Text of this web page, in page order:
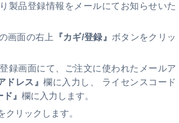
製品登録情報をメールにてお知らせいた
画面の右上 『カギ/登録』 ボタンをクリッ
録画面にて、ご注文に使われたメールア
ドレス』欄に入力し、 ライセンスコード
』 欄に入力します。
クリックします。